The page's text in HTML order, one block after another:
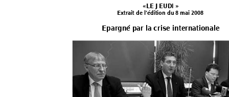
«LE JEUDI »
Extrait de l’édition du 8 mai 2008
Epargné par la crise internationale